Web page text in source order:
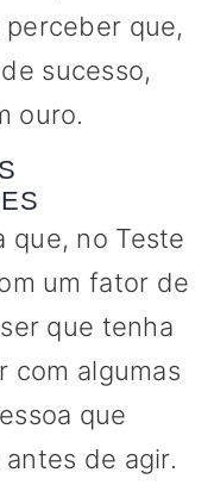
perceber que,
sucesso,
ouro.
que, no Teste
um fator de
que tenha
com algumas
que
de agir.